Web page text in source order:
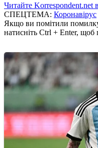
Читайте Korrespondent.net
СПЕЦТЕМА: Коронавірус
Якщо ви помітили помилку,
натисніть Ctrl + Enter,